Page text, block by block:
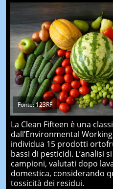
Fonte: 123RF
La Clean Fifteen è una
dall’Environmental
individua 15 prodotti
bassi di pesticidi. L’analisi
campioni, valutati dopo
domestica, considerando
tossicità dei residui.